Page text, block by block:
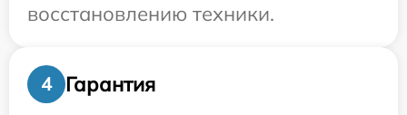
восстановлению техники.
4
Гарантия